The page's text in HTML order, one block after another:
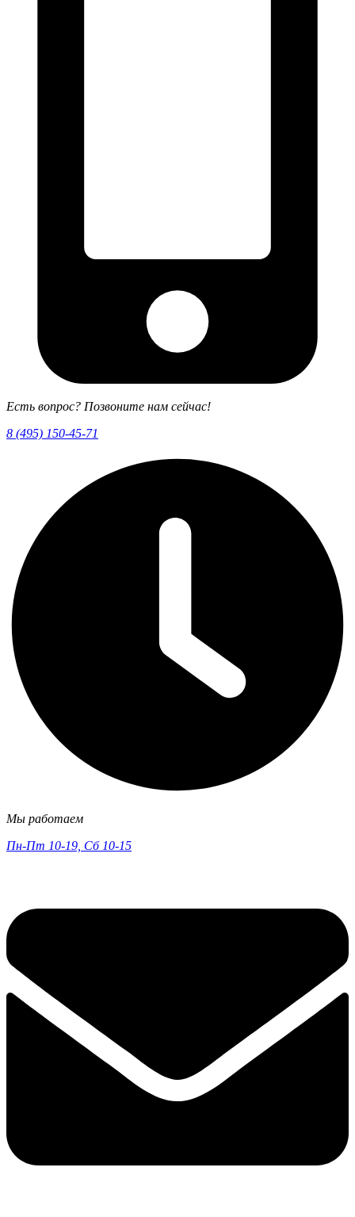
Есть вопрос? Позвоните нам сейчас!
8 (495) 150-45-71
Мы работаем
Пн-Пт 10-19, Сб 10-15